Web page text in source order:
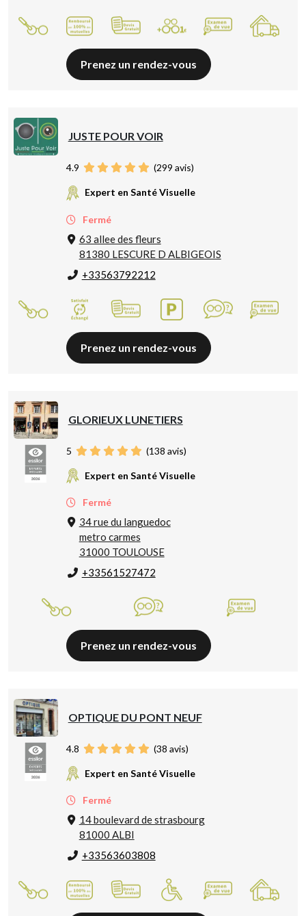
Prenez un rendez-vous
JUSTE POUR VOIR
4.9 (299 avis)
Expert en Santé Visuelle
Fermé
63 allee des fleurs
81380 LESCURE D ALBIGEOIS
+33563792212
Prenez un rendez-vous
GLORIEUX LUNETIERS
5 (138 avis)
Expert en Santé Visuelle
Fermé
34 rue du languedoc
metro carmes
31000 TOULOUSE
+33561527472
Prenez un rendez-vous
OPTIQUE DU PONT NEUF
4.8 (38 avis)
Expert en Santé Visuelle
Fermé
14 boulevard de strasbourg
81000 ALBI
+33563603808